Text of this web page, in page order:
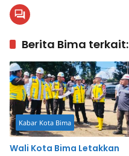
Berita Bima terkait:
Kabar Kota Bima
Wali Kota Bima Letakkan